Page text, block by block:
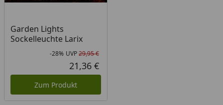
Garden Lights
Sockelleuchte Larix
Rabatt in Prozent
-28%
Ursprünglicher Preis
UVP29,95 €
Aktueller Preis
21,36 €
Zum Produkt